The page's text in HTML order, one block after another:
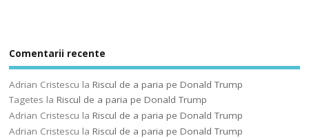
Comentarii recente
Adrian Cristescu laRiscul de a paria pe Donald Trump
Tagetes laRiscul de a paria pe Donald Trump
Adrian Cristescu laRiscul de a paria pe Donald Trump
Adrian Cristescu laRiscul de a paria pe Donald Trump